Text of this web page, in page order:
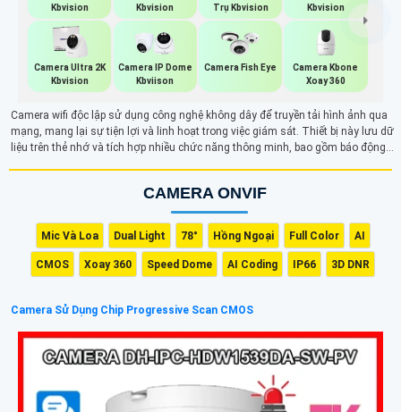
Kbvision
Kbvision
Trụ Kbvision
Kbvision
Camera Ultra 2K
Kbvision
Camera IP Dome
Kbviison
Camera Fish Eye
Camera Kbone
Xoay 360
Camera wifi độc lập sử dụng công nghệ không dây để truyền tải hình ảnh qua
mạng, mang lại sự tiện lợi và linh hoạt trong việc giám sát. Thiết bị này lưu dữ
liệu trên thẻ nhớ và tích hợp nhiều chức năng thông minh, bao gồm báo động
bảo mật cho gia đình và doanh nghiệp.CAMERA ONVIF
Mic Và Loa Dual Light 78° Hồng Ngoại Full Color AI
CMOS Xoay 360 Speed Dome AI Coding IP66 3D DNR
Camera Sử Dụng Chip Progressive Scan CMOS